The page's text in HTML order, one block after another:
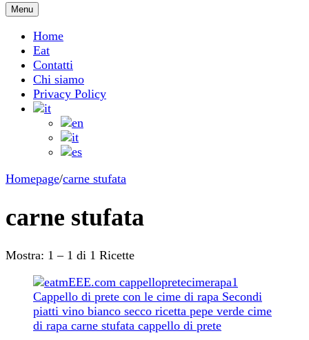
Menu
Home
Eat
Contatti
Chi siamo
Privacy Policy
Homepage/carne stufata
carne stufata
Mostra: 1 – 1 di 1 Ricette